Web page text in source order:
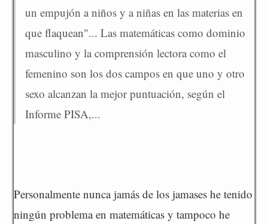
un empujón a niños y a niñas en las materias en
que flaquean"... Las matemáticas como dominio
masculino y la comprensión lectora como el
femenino son los dos campos en que uno y otro
sexo alcanzan la mejor puntuación, según el
Informe PISA,...
Personalmente nunca jamás de los jamases he tenido
ningún problema en matemáticas y tampoco he